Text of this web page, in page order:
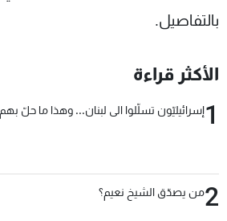
بالتفاصيل.
الأكثر قراءة
1إسرائيليّون تسلّلوا الى لبنان... وهذا ما حلّ بهم
2من يصدّق الشيخ نعيم؟